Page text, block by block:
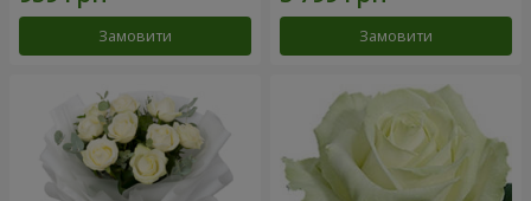
Замовити Замовити